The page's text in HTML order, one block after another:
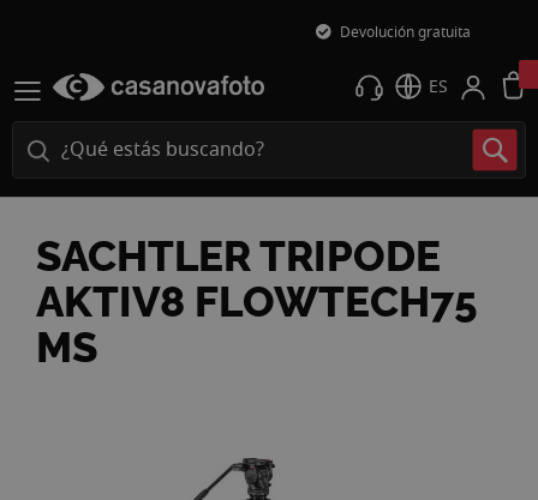
Devolución gratuita
ES
SACHTLER TRIPODE
AKTIV8 FLOWTECH75
MS